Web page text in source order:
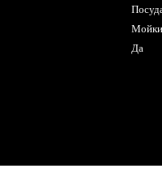
Мойки
Да